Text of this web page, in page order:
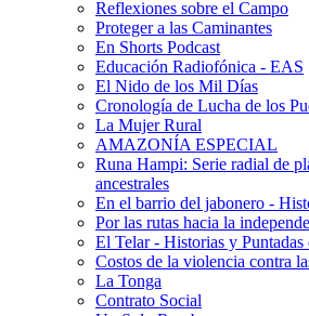
Reflexiones sobre el Campo
Proteger a las Caminantes
En Shorts Podcast
Educación Radiofónica - EAS
El Nido de los Mil Días
Cronología de Lucha de los
La Mujer Rural
AMAZONÍA ESPECIAL
Runa Hampi: Serie radial de
ancestrales
En el barrio del jabonero -
Por las rutas hacia la
El Telar - Historias y
Costos de la violencia contra
La Tonga
Contrato Social